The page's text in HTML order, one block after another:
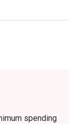
spending